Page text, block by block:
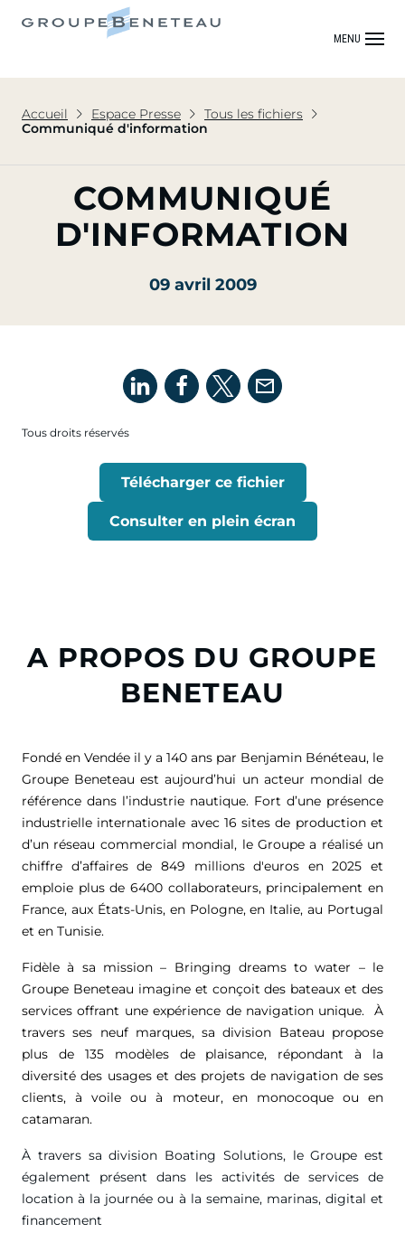
MENU
Accueil Espace Presse
Tous les fichiers
Communiqué d'information
COMMUNIQUÉ
D'INFORMATION
09 avril 2009
Tous droits réservés
Télécharger ce fichier
Consulter en plein écran
A PROPOS DU GROUPE
BENETEAU
Fondé en Vendée il y a 140 ans par Benjamin Bénéteau, le
Groupe Beneteau est aujourd’hui un acteur mondial de
référence dans l’industrie nautique. Fort d’une présence
industrielle internationale avec 16 sites de production et
d’un réseau commercial mondial, le Groupe a réalisé un
chiffre d’affaires de 849 millions d'euros en 2025 et
emploie plus de 6400 collaborateurs, principalement en
France, aux États-Unis, en Pologne, en Italie, au Portugal
et en Tunisie.
Fidèle à sa mission – Bringing dreams to water – le
Groupe Beneteau imagine et conçoit des bateaux et des
services offrant une expérience de navigation unique. À
travers ses neuf marques, sa division Bateau propose
plus de 135 modèles de plaisance, répondant à la
diversité des usages et des projets de navigation de ses
clients, à voile ou à moteur, en monocoque ou en
catamaran.
À travers sa division Boating Solutions, le Groupe est
également présent dans les activités de services de
location à la journée ou à la semaine, marinas, digital et
financement